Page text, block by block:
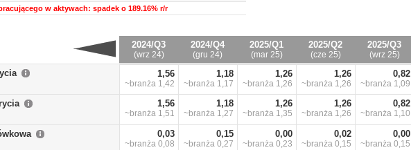
w aktywach: spadek o 189.16% r/r
2024/Q3
(wrz 24)
2024/Q4
(gru 24)
2025/Q1
(mar 25)
2025/Q2
(cze 25)
2025/Q3
(wrz 25)
1,56
~branża 1,42
1,18
~branża 1,17
1,26
~branża 1,26
1,26
~branża 1,26
0,82
~branża 1,09
1,56
~branża 1,51
1,18
~branża 1,27
1,26
~branża 1,35
1,26
~branża 1,26
0,82
~branża 1,10
0,03
~branża 0,08
0,15
~branża 0,27
0,00
~branża 0,23
0,02
~branża 0,15
0,00
~branża 0,15